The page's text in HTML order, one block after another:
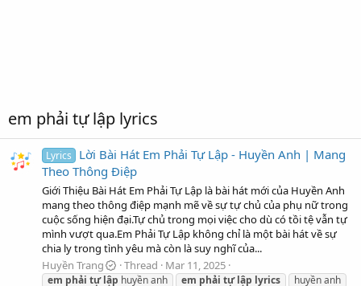
em phải tự lập lyrics
Lyrics
Lời Bài Hát Em Phải Tự Lập - Huyền Anh | Mang
Theo Thông Điệp
Giới Thiệu Bài Hát Em Phải Tự Lập là bài hát mới của Huyền Anh
mang theo thông điệp mạnh mẽ về sự tự chủ của phụ nữ trong
cuộc sống hiện đại.Tự chủ trong mọi việc cho dù có tồi tệ vẫn tự
mình vượt qua.Em Phải Tự Lập không chỉ là một bài hát về sự
chia ly trong tình yêu mà còn là suy nghĩ của...
Huyền Trang
Thread Mar 11, 2025
em phải tự lập huyền anh em phải tự lập lyrics huyền anh